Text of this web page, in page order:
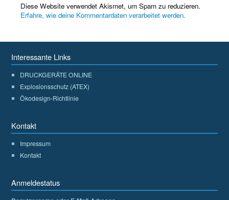
Diese Website verwendet Akismet, um Spam zu reduzieren.
Erfahre, wie deine Kommentardaten verarbeitet werden.
Interessante Links
DRUCKGERÄTE ONLINE
Explosionsschutz (ATEX)
Ökodesign-Richtlinie
Kontakt
Impressum
Kontakt
Anmeldestatus